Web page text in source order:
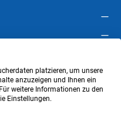
platzieren, um unsere
anzuzeigen und Ihnen ein
weitere Informationen zu den
Einstellungen.